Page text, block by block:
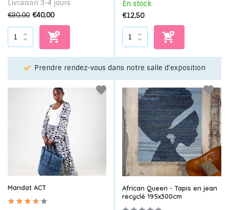
Livraison 3-4 jours
€80,00 €40,00
En stock
€12,50
Choisissez votre favori grâce à notre service de
Mandat ACT
African Queen - Tapis en jean
recyclé 195x300cm